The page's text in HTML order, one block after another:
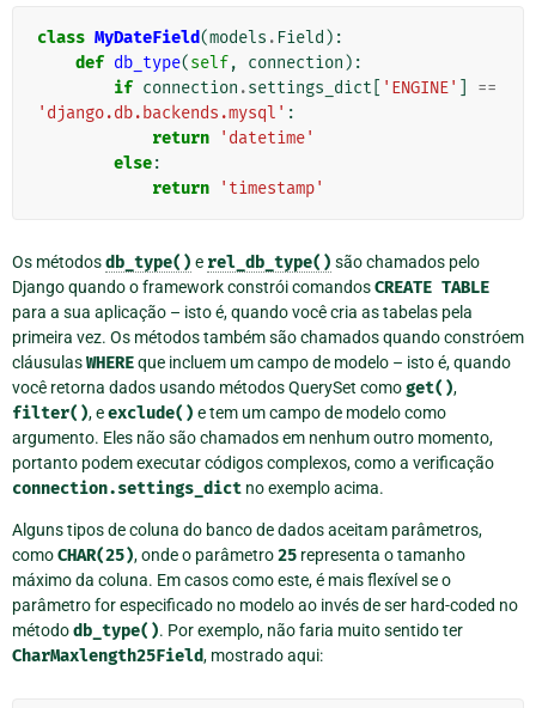
class MyDateField(models . Field ):
def db_type(self, connection ):
if connection .settings_dict 'ENGINE'
==
'django.db.backends.mysql' :
return
'datetime'
else:
return
'timestamp'
Os métodosdb_type() e rel_db_type() são chamados pelo
Django quando o framework constrói comandosCREATE TABLE
para a sua aplicação – isto é, quando você cria as tabelas pela
primeira vez. Os métodos também são chamados quando constróem
cláusulasWHEREque incluem um campo de modelo – isto é, quando
você retorna dados usando métodos QuerySet comoget(),
filter(), eexclude() e tem um campo de modelo como
argumento. Eles não são chamados em nenhum outro momento,
portanto podem executar códigos complexos, como a verificação
connection.settings_dict no exemplo acima.
Alguns tipos de coluna do banco de dados aceitam parâmetros,
comoCHAR(25), onde o parâmetro25 representa o tamanho
máximo da coluna. Em casos como este, é mais flexível se o
parâmetro for especificado no modelo ao invés de ser hard-coded no
métododb_type(). Por exemplo, não faria muito sentido ter
CharMaxlength25Field, mostrado aqui: